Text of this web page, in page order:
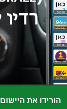
ברק על המקום
נסגרים הדילים
הקרובות
סוף עידן הדולר?
הורידו את היישום